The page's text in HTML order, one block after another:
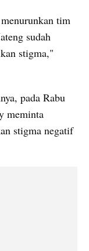
tim
sudah
stigma,"
pada Rabu
meminta
stigma negatif